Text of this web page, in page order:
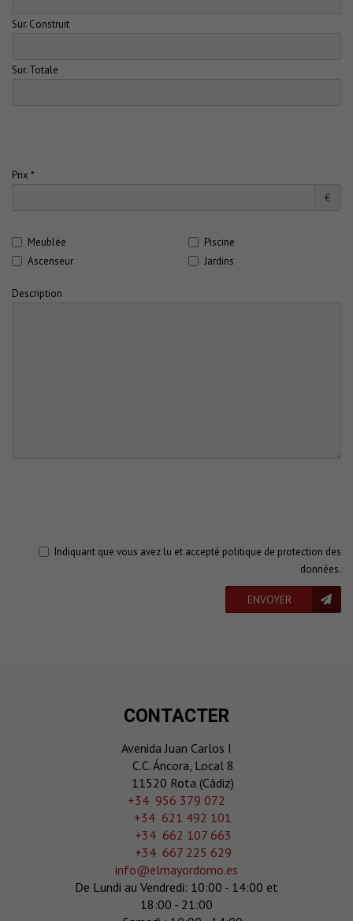
Sur. Construit
Sur. Totale
Prix *
€
Meublée
Piscine
Ascenseur
Jardins
Description
Indiquant que vous avez lu et accepté politique de protection des
données.
ENVOYER
CONTACTER
Avenida Juan Carlos I
C.C. Áncora, Local 8
11520 Rota (Cádiz)
‎+34 956 379 072
+34 621 492 101
+34 662 107 663
+34 667 225 629
info@elmayordomo.es
De Lundi au Vendredi: 10:00 - 14:00 et
18:00 - 21:00